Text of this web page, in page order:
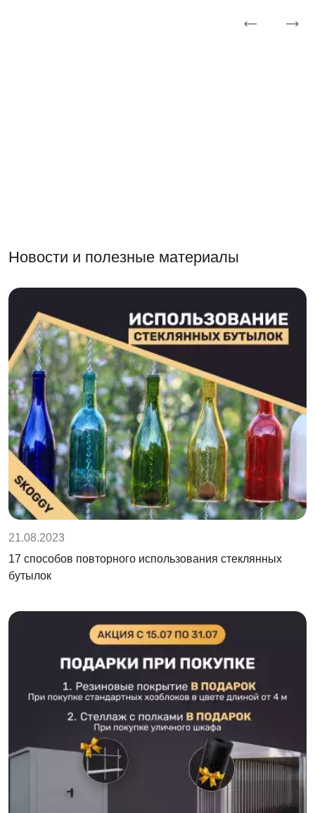
Новости и полезные материалы
21.08.2023
17 способов повторного использования стеклянных
бутылок